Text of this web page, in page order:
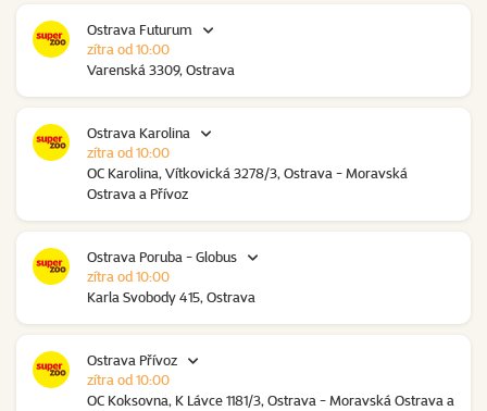
Ostrava Futurum
Varenská 3309, Ostrava
zítra od 10:00
Ostrava Karolina
OC Karolina, Vítkovická 3278/3, Ostrava - Moravská
Ostrava a Přívoz
zítra od 10:00
Ostrava Poruba - Globus
Karla Svobody 415, Ostrava
zítra od 10:00
Ostrava Přívoz
OC Koksovna, K Lávce 1181/3, Ostrava - Moravská Ostrava a
zítra od 10:00